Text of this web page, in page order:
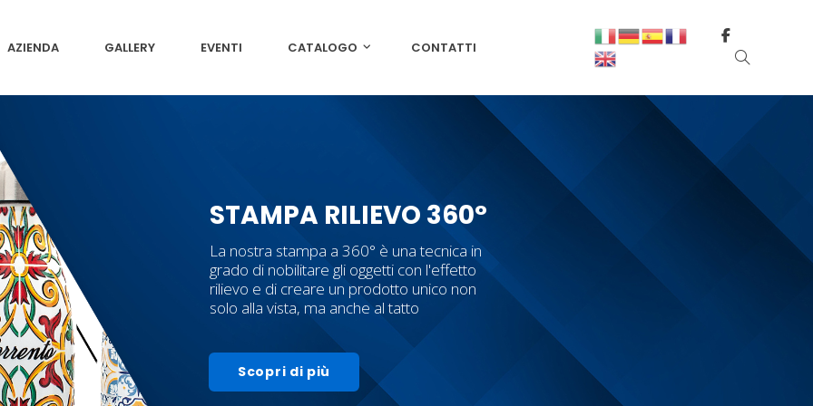
AZIENDA GALLERY EVENTI CATALOGO CONTATTI
STAMPA RILIEVO 360°
Scopri di più
La nostra stampa a 360° è una tecnica in
grado di nobilitare gli oggetti con l'effetto
rilievo e di creare un prodotto unico non
solo alla vista, ma anche al tatto